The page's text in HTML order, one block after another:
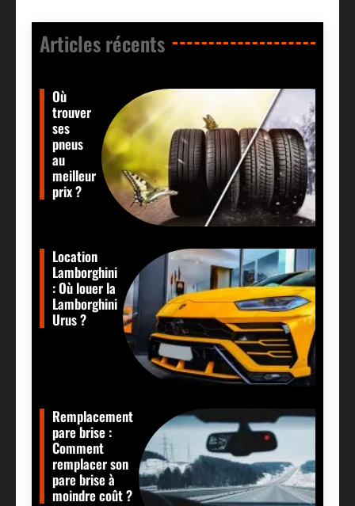
Articles récents​
Où
trouver
ses
pneus
au
meilleur
prix ?
Location
Lamborghini
: Où louer la
Lamborghini
Urus ?
Remplacement
pare brise :
Comment
remplacer son
pare brise à
moindre coût ?